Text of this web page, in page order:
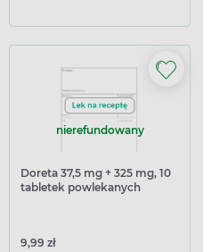
nierefundowany
Doreta 37,5 mg + 325 mg, 10
tabletek powlekanych
9,99 zł